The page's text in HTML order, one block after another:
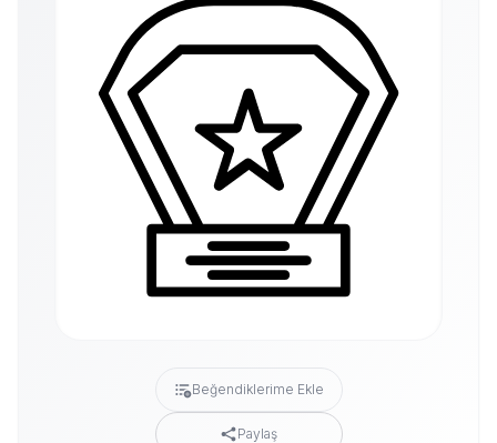
Beğendiklerime Ekle
Paylaş